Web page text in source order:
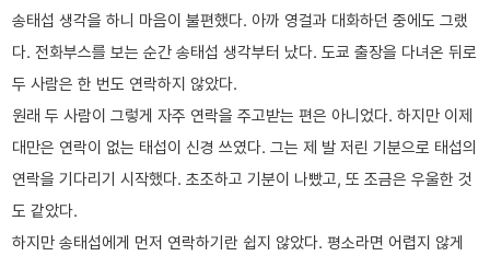
송태섭 생각을 하니 마음이 불편했다. 아까 영걸과 대화하던 중에도 그랬
다. 전화부스를 보는 순간 송태섭 생각부터 났다. 도쿄 출장을 다녀온 뒤로
두 사람은 한 번도 연락하지 않았다.
원래 두 사람이 그렇게 자주 연락을 주고받는 편은 아니었다. 하지만 이제
대만은 연락이 없는 태섭이 신경 쓰였다. 그는 제 발 저린 기분으로 태섭의
연락을 기다리기 시작했다. 초조하고 기분이 나빴고, 또 조금은 우울한 것
도 같았다.
하지만 송태섭에게 먼저 연락하기란 쉽지 않았다. 평소라면 어렵지 않게